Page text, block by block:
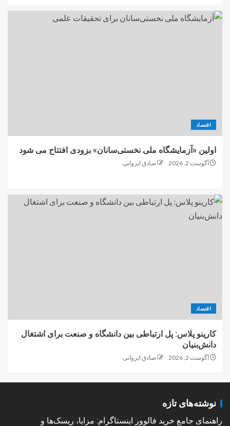
اقتصاد
اولین «آزمایشگاه ملی نخستی‌سانان» بزودی افتتاح می شود
آگوست 2, 2026 صادق ایروانی
اقتصاد
کارینو پلاس: پل ارتباطی بین دانشگاه و صنعت برای اشتغال
دانش‌بنیان
آگوست 2, 2026 صادق ایروانی
نوشته‌های تازه
راهنمای جامع خرید فالوور اینستاگرام: مزایا، ریسک‌ها و